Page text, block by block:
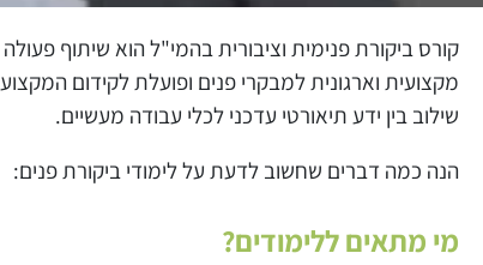
קורס ביקורת פנימית וציבורית בהמי"ל הוא שיתוף
מקצועית וארגונית למבקרי פנים ופועלת לקידום
שילוב בין ידע תיאורטי עדכני לכלי עבודה מעשיים.
הנה כמה דברים שחשוב לדעת על לימודי ביקורת פנים:
מי מתאים ללימודים?